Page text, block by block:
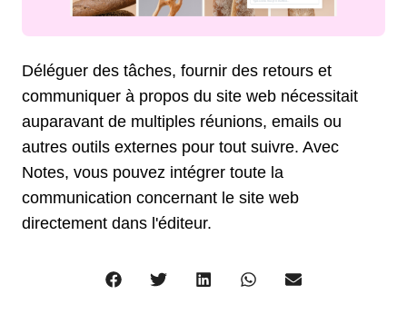
Déléguer des tâches, fournir des retours et
communiquer à propos du site web nécessitait
auparavant de multiples réunions, emails ou
autres outils externes pour tout suivre. Avec
Notes, vous pouvez intégrer toute la
communication concernant le site web
directement dans l'éditeur.